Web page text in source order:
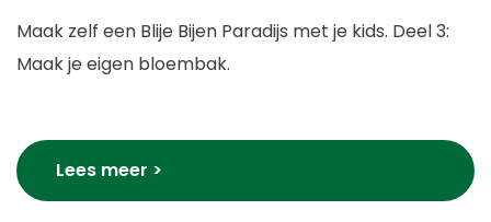
Maak zelf een Blije Bijen Paradijs met je kids. Deel 3:
Maak je eigen bloembak.
Lees meer >